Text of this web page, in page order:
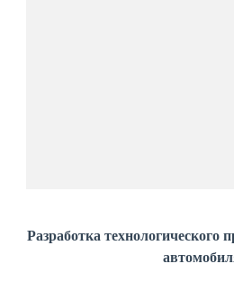
Разработка технологического